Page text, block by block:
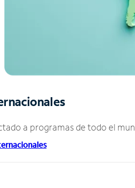
a programas de todo el